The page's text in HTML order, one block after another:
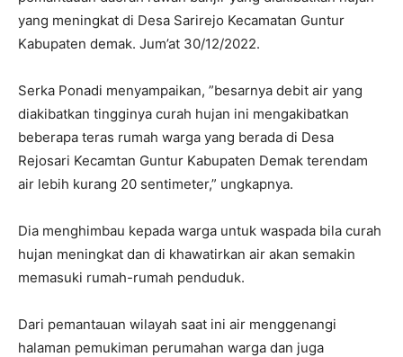
yang meningkat di Desa Sarirejo Kecamatan Guntur
Kabupaten demak. Jum’at 30/12/2022.
Serka Ponadi menyampaikan, ”besarnya debit air yang
diakibatkan tingginya curah hujan ini mengakibatkan
beberapa teras rumah warga yang berada di Desa
Rejosari Kecamtan Guntur Kabupaten Demak terendam
air lebih kurang 20 sentimeter,” ungkapnya.
Dia menghimbau kepada warga untuk waspada bila curah
hujan meningkat dan di khawatirkan air akan semakin
memasuki rumah-rumah penduduk.
Dari pemantauan wilayah saat ini air menggenangi
halaman pemukiman perumahan warga dan juga